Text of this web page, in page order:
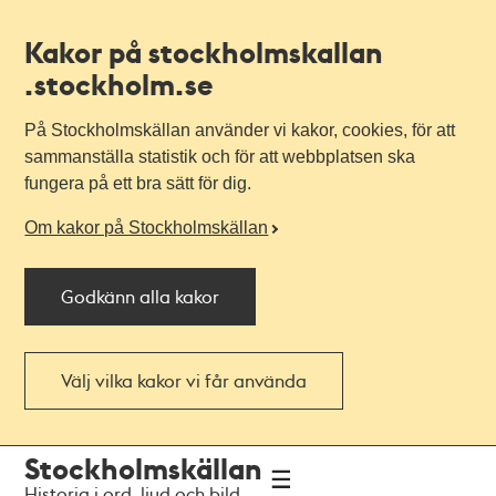
Kakor på stockholmskallan
.stockholm.se
På Stockholmskällan använder vi kakor, cookies, för att
sammanställa statistik och för att webbplatsen ska
fungera på ett bra sätt för dig.
Om kakor på Stockholmskällan
Godkänn alla kakor
Välj vilka kakor vi får använda
navigationen
huvudinnehållet
Stockholmskällan